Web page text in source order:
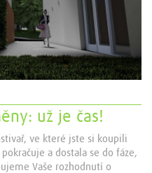
už je čas!
ve které jste si koupili
a dostala se do fáze,
Vaše rozhodnutí o